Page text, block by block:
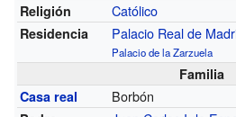
Religión Católico
Residencia Palacio Real de
Palacio de la Zarzuela
Familia
Casa real
Borbón